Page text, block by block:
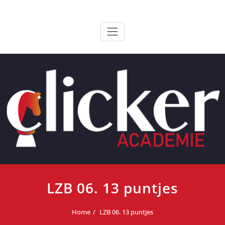
ClickerAcademie
LZB 06. 13 puntjes
Home LZB 06. 13 puntjes